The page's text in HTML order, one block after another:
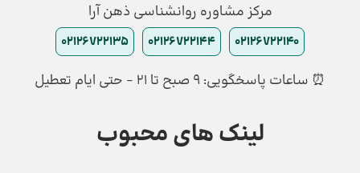
مرکز مشاوره روانشناسی ذهن آرا
02126722140
02126722144
02126722135
⏰ ساعات پاسخگویی: ۹ صبح تا ۲۱ - حتی ایام تعطیل
لینک های محبوب